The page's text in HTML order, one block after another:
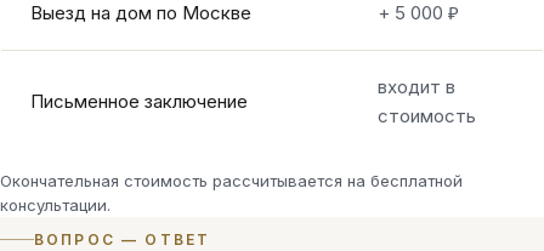
Выезд на дом по Москве + 5 000 ₽
Письменное заключение
входит в
стоимость
Окончательная стоимость рассчитывается на бесплатной
консультации.
ВОПРОС — ОТВЕТ